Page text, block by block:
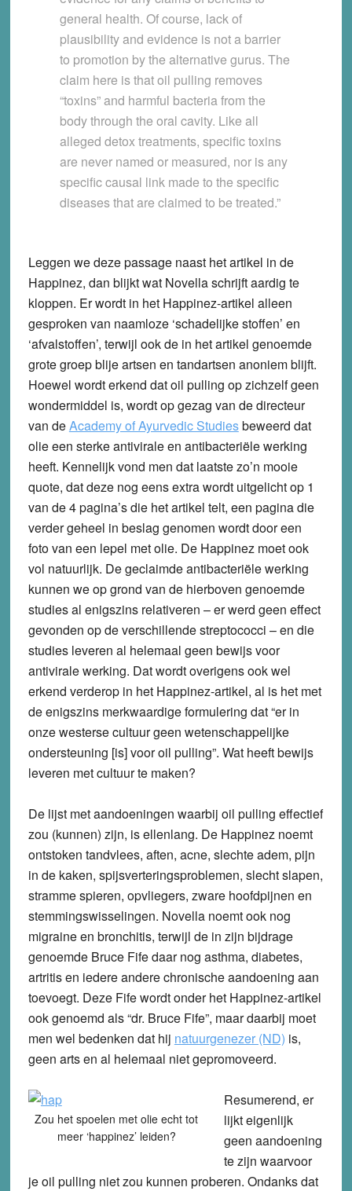
general health. Of course, lack of
plausibility and evidence is not a barrier
to promotion by the alternative gurus. The
claim here is that oil pulling removes
“toxins” and harmful bacteria from the
body through the oral cavity. Like all
alleged detox treatments, specific toxins
are never named or measured, nor is any
specific causal link made to the specific
diseases that are claimed to be treated.”
Leggen we deze passage naast het artikel in de
Happinez, dan blijkt wat Novella schrijft aardig te
kloppen. Er wordt in het Happinez-artikel alleen
gesproken van naamloze ‘schadelijke stoffen’ en
‘afvalstoffen’, terwijl ook de in het artikel genoemde
grote groep blije artsen en tandartsen anoniem blijft.
Hoewel wordt erkend dat oil pulling op zichzelf geen
wondermiddel is, wordt op gezag van de directeur
van deAcademy of Ayurvedic Studiesbeweerd dat
olie een sterke antivirale en antibacteriële werking
heeft. Kennelijk vond men dat laatste zo’n mooie
quote, dat deze nog eens extra wordt uitgelicht op 1
van de 4 pagina’s die het artikel telt, een pagina die
verder geheel in beslag genomen wordt door een
foto van een lepel met olie. De Happinez moet ook
vol natuurlijk. De geclaimde antibacteriële werking
kunnen we op grond van de hierboven genoemde
studies al enigszins relativeren – er werd geen effect
gevonden op de verschillende streptococci – en die
studies leveren al helemaal geen bewijs voor
antivirale werking. Dat wordt overigens ook wel
erkend verderop in het Happinez-artikel, al is het met
de enigszins merkwaardige formulering dat “er in
onze westerse cultuur geen wetenschappelijke
ondersteuning [is] voor oil pulling”. Wat heeft bewijs
leveren met cultuur te maken?
De lijst met aandoeningen waarbij oil pulling effectief
zou (kunnen) zijn, is ellenlang. De Happinez noemt
ontstoken tandvlees, aften, acne, slechte adem, pijn
in de kaken, spijsverteringsproblemen, slecht slapen,
stramme spieren, opvliegers, zware hoofdpijnen en
stemmingswisselingen. Novella noemt ook nog
migraine en bronchitis, terwijl de in zijn bijdrage
genoemde Bruce Fife daar nog asthma, diabetes,
artritis en iedere andere chronische aandoening aan
toevoegt. Deze Fife wordt onder het Happinez-artikel
ook genoemd als “dr. Bruce Fife”, maar daarbij moet
men wel bedenken dat hij natuurgenezer (ND) is,
geen arts en al helemaal niet gepromoveerd.
Zou het spoelen met olie echt tot
meer ‘happinez’ leiden?
Resumerend, er
lijkt eigenlijk
geen aandoening
te zijn waarvoor
je oil pulling niet zou kunnen proberen. Ondanks dat